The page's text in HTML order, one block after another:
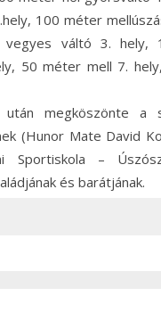
100 méter
váltó 3. hely,
50 méter mell 7.
megköszönte a
(Hunor Mate David
Sportiskola –
és barátjának.